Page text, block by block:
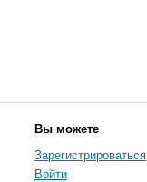
Вы можете
Зарегистрироваться
Войти